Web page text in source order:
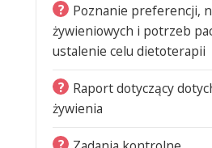
? Poznanie preferencji,
żywieniowych i potrzeb
ustalenie celu dietoterapii
? Raport dotyczący
żywienia